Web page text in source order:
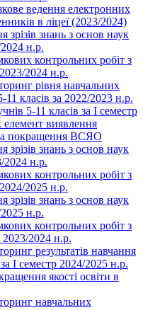
ведення електронних
в ліцеї (2023/2024)
зрізів знань з основ наук
2024 н.р.
контрольних робіт з
2023/2024 н.р.
рівня навчальних
11 класів за 2022/2023 н.р.
5-11 класів за І семестр
елемент виявлення
покращення ВСЯО
зрізів знань з основ наук
2024 н.р.
контрольних робіт з
2024/2025 н.р.
зрізів знань з основ наук
2025 н.р.
контрольних робіт з
2023/2024 н.р.
результатів навчання
І семестр 2024/2025 н.р.
якості освіти в
навчальних